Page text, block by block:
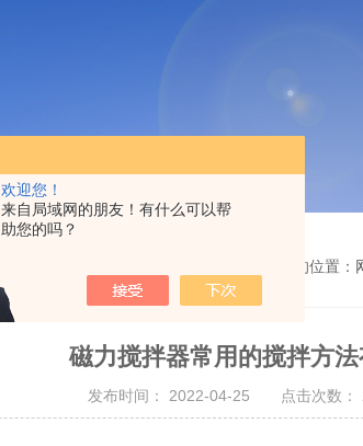
欢迎您！
来自局域网的朋友！有什么可以帮
助您的吗？
您的位置：
磁力搅拌器常用的搅拌方
发布时间： 2022-04-25 点击次数：